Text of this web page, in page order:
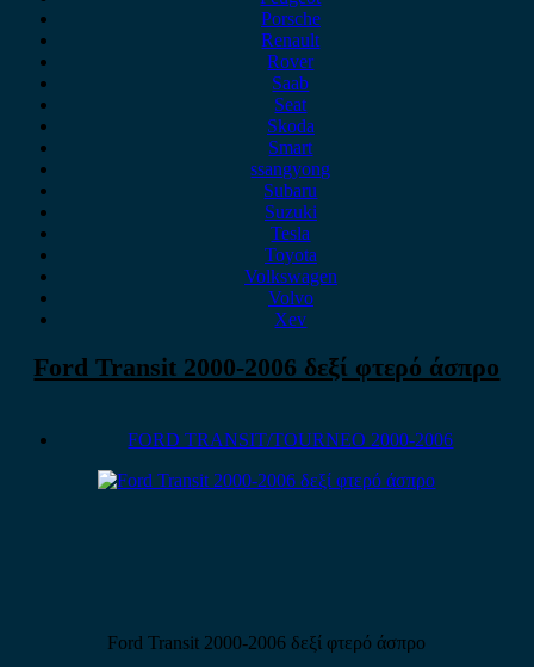
Porsche
Renault
Rover
Saab
Seat
Skoda
Smart
ssangyong
Subaru
Suzuki
Tesla
Toyota
Volkswagen
Volvo
Xev
Ford Transit 2000-2006 δεξί φτερό άσπρο
FORD TRANSIT/TOURNEO 2000-2006
Ford Transit 2000-2006 δεξί φτερό άσπρο